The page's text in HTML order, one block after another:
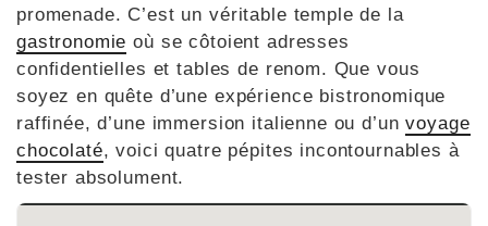
promenade. C’est un véritable temple de la
gastronomie où se côtoient adresses
confidentielles et tables de renom. Que vous
soyez en quête d’une expérience bistronomique
raffinée, d’une immersion italienne ou d’unvoyage
chocolaté, voici quatre pépites incontournables à
tester absolument.